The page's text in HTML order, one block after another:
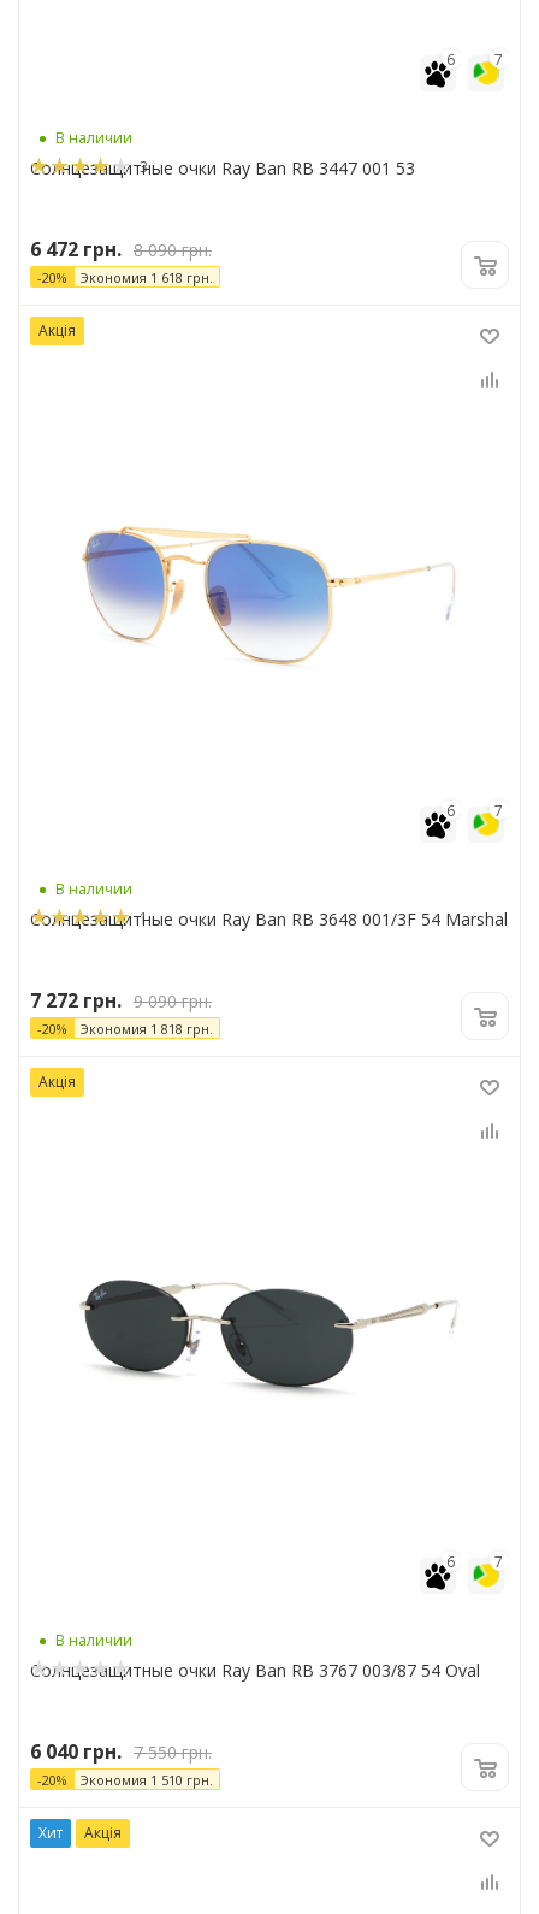
7
6
В наличии
3
Солнцезащитные очки Ray Ban RB 3447 001 53
6 472 грн. 8 090грн.
-20% Экономия 1 618 грн.
Акція
7
6
В наличии
1
Солнцезащитные очки Ray Ban RB 3648 001/3F 54 Marshal
7 272 грн. 9 090грн.
-20% Экономия 1 818 грн.
Акція
7
6
В наличии
Солнцезащитные очки Ray Ban RB 3767 003/87 54 Oval
6 040 грн. 7 550грн.
-20% Экономия 1 510 грн.
Хит Акція